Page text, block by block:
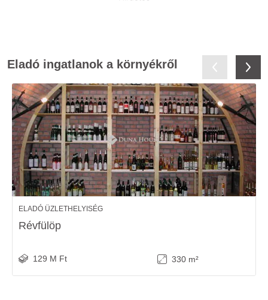
Eladó ingatlanok a környékről
ELADÓ ÜZLETHELYISÉG
Révfülöp
129 M Ft 330 m²